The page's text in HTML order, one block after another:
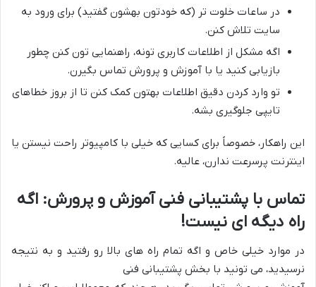
در ساعات خلوت تر (که خودتون بهشون گفتید) برای ورود به
سایت تلاش کنن.
اگه مشکل از اطلاعات کاربری تونه، راهنمایی تون کنن چطور
بازیابی کنید یا با آموزش و پرورش تماس بگیرن.
تو وارد کردن دقیق اطلاعات بهتون کمک کنن تا از بروز خطاهای
تایپی جلوگیری بشه.
این راهکار، خصوصاً برای کسایی که خیلی با کامپیوتر راحت نیستن یا
اینترنت پرسرعت ندارن، عالیه.
تماس با پشتیبانی فنی آموزش و پرورش: اگه
راه دیگه ای نیست!
در موارد خیلی خاص و اگه تمام راه های بالا رو رفتید و به نتیجه
نرسیدید، می تونید با بخش پشتیبانی فنی